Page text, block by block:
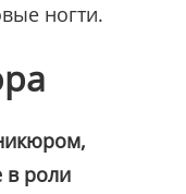
ногти.
в роли